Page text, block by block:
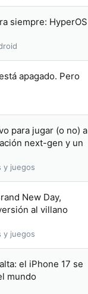
siempre: HyperOS
apagado. Pero
para jugar (o no) a
next-gen y un
y juegos
New Day,
al villano
y juegos
el iPhone 17 se
mundo